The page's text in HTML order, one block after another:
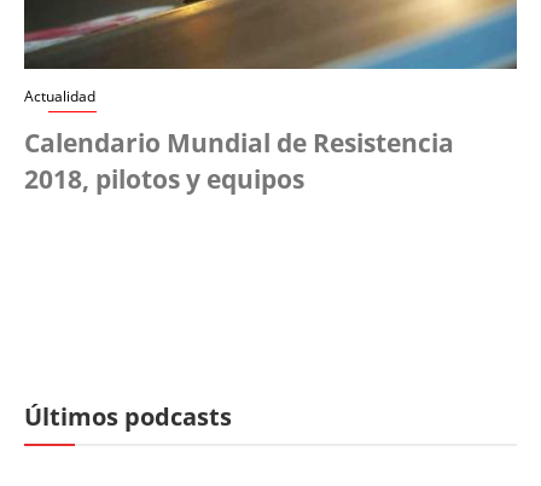
Actualidad
Calendario Mundial de Resistencia
2018, pilotos y equipos
Últimos podcasts